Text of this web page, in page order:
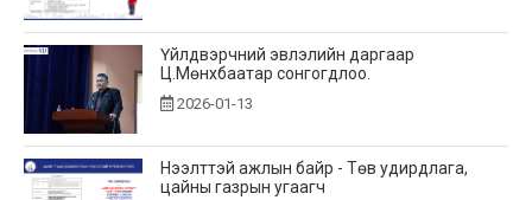
Үйлдвэрчний эвлэлийн даргаар
Ц.Мөнхбаатар сонгогдлоо.
2026-01-13
Нээлттэй ажлын байр - Төв удирдлага,
цайны газрын угаагч